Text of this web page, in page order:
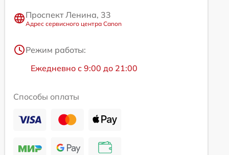
Проспект Ленина, 33
Адрес сервисного центра Canon
Режим работы:
Ежедневно с 9:00 до 21:00
Способы оплаты